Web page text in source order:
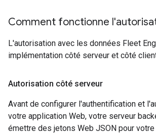
Comment fonctionne
L'autorisation avec les données Fleet
implémentation côté serveur et côté
Autorisation côté serveur
Avant de configurer l'authentification et
votre application Web, votre serveur
émettre des jetons Web JSON pour